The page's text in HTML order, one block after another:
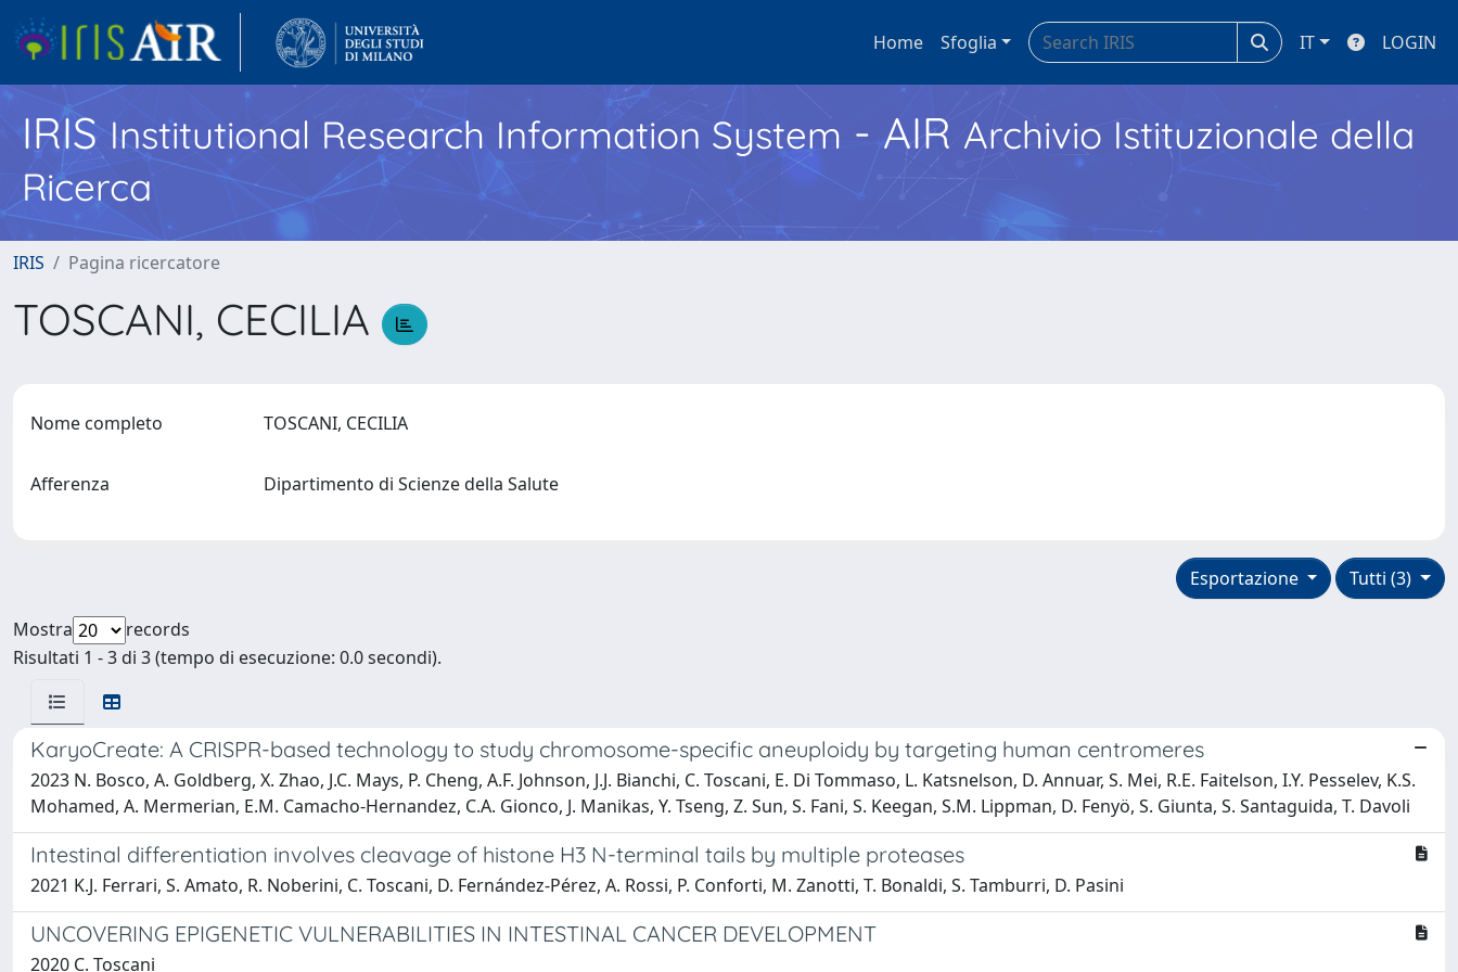
Home Sfoglia IT LOGIN
IRISInstitutional Research Information System - AIR Archivio Istituzionale della
Ricerca
IRIS Pagina ricercatore
TOSCANI, CECILIA
Nome completo TOSCANI, CECILIA
Afferenza Dipartimento di Scienze della Salute
Tutti (3)
Esportazione
Mostra
records
Risultati 1 - 3 di 3 (tempo di esecuzione: 0.0 secondi).
KaryoCreate: A CRISPR-based technology to study chromosome-specific aneuploidy by targeting human centromeres
2023 N. Bosco, A. Goldberg, X. Zhao, J.C. Mays, P. Cheng, A.F. Johnson, J.J. Bianchi, C. Toscani, E. Di Tommaso, L. Katsnelson, D. Annuar, S. Mei, R.E. Faitelson, I.Y. Pesselev, K.S.
Mohamed, A. Mermerian, E.M. Camacho-Hernandez, C.A. Gionco, J. Manikas, Y. Tseng, Z. Sun, S. Fani, S. Keegan, S.M. Lippman, D. Fenyö, S. Giunta, S. Santaguida, T. Davoli
Intestinal differentiation involves cleavage of histone H3 N-terminal tails by multiple proteases
2021 K.J. Ferrari, S. Amato, R. Noberini, C. Toscani, D. Fernández-Pérez, A. Rossi, P. Conforti, M. Zanotti, T. Bonaldi, S. Tamburri, D. Pasini
UNCOVERING EPIGENETIC VULNERABILITIES IN INTESTINAL CANCER DEVELOPMENT
2020 C. Toscani